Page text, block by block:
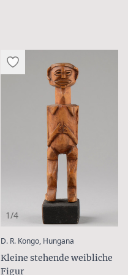
1/4
D. R. Kongo, Hungana
Kleine stehende weibliche
Figur